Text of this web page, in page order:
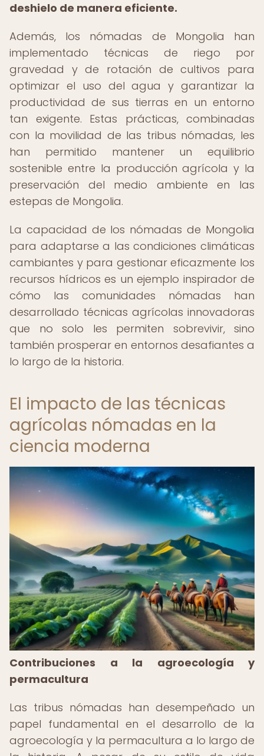
deshielo de manera eficiente.
Además, los nómadas de Mongolia han
implementado técnicas de riego por
gravedad y de rotación de cultivos para
optimizar el uso del agua y garantizar la
productividad de sus tierras en un entorno
tan exigente. Estas prácticas, combinadas
con la movilidad de las tribus nómadas, les
han permitido mantener un equilibrio
sostenible entre la producción agrícola y la
preservación del medio ambiente en las
estepas de Mongolia.
La capacidad de los nómadas de Mongolia
para adaptarse a las condiciones climáticas
cambiantes y para gestionar eficazmente los
recursos hídricos es un ejemplo inspirador de
cómo las comunidades nómadas han
desarrollado técnicas agrícolas innovadoras
que no solo les permiten sobrevivir, sino
también prosperar en entornos desafiantes a
lo largo de la historia.
El impacto de las técnicas
agrícolas nómadas en la
ciencia moderna
Contribuciones a la agroecología y
permacultura
Las tribus nómadas han desempeñado un
papel fundamental en el desarrollo de la
agroecología y la permacultura a lo largo de